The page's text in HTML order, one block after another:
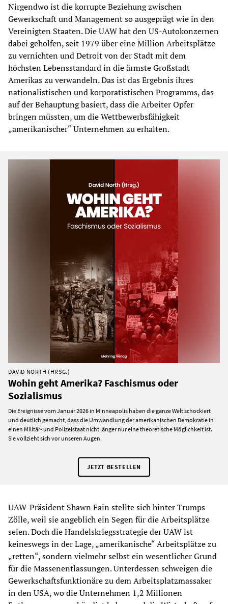
Nirgendwo ist die korrupte Beziehung zwischen
Gewerkschaft und Management so ausgeprägt wie in den
Vereinigten Staaten. Die UAW hat den US-Autokonzernen
dabei geholfen, seit 1979 über eine Million Arbeitsplätze
zu vernichten und Detroit von der Stadt mit dem
höchsten Lebensstandard in die ärmste Großstadt
Amerikas zu verwandeln. Das ist das Ergebnis ihres
nationalistischen und korporatistischen Programms, das
auf der Behauptung basiert, dass die Arbeiter Opfer
bringen müssten, um die Wettbewerbsfähigkeit
„amerikanischer“ Unternehmen zu erhalten.
DAVID NORTH (HRSG.)
Wohin geht Amerika? Faschismus oder
Sozialismus
Die Ereignisse vom Januar 2026 in Minneapolis haben die ganze Welt schockiert
und deutlich gemacht, dass die Umwandlung der amerikanischen Demokratie in
einen Militär- und Polizeistaat nicht länger nur eine theoretische Möglichkeit ist.
Sie vollzieht sich vor unseren Augen.
JETZT BESTELLEN
UAW-Präsident Shawn Fain stellte sich hinter Trumps
Zölle, weil sie angeblich ein Segen für die Arbeitsplätze
seien. Doch die Handelskriegsstrategie der UAW ist
keineswegs in der Lage, „amerikanische“ Arbeitsplätze zu
„retten“, sondern vielmehr selbst ein wesentlicher Grund
für die Massenentlassungen. Unterdessen schweigen die
Gewerkschaftsfunktionäre zu dem Arbeitsplatzmassaker
in den USA, wo die Unternehmen 1,2 Millionen